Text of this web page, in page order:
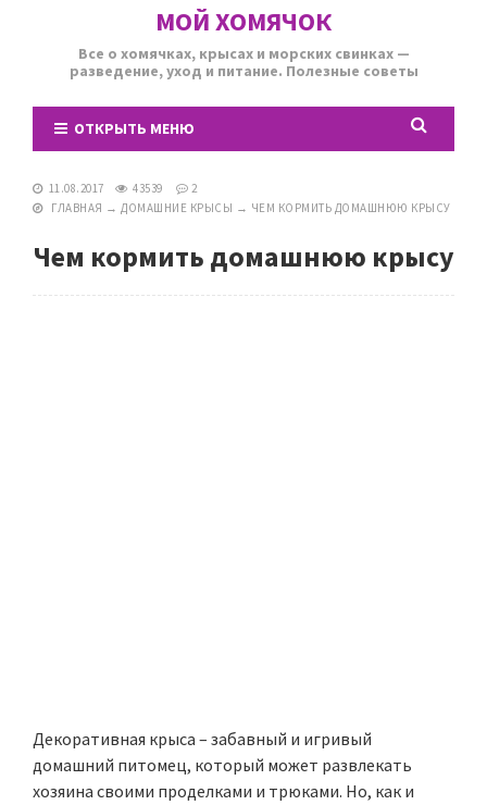
МОЙ ХОМЯЧОК
Все о хомячках, крысах и морских свинках —
разведение, уход и питание. Полезные советы
ОТКРЫТЬ МЕНЮ
11.08.2017 43539
2
ГЛАВНАЯ → ДОМАШНИЕ КРЫСЫ → ЧЕМ КОРМИТЬ ДОМАШНЮЮ КРЫСУ
Чем кормить домашнюю крысу
Декоративная крыса – забавный и игривый
домашний питомец, который может развлекать
хозяина своими проделками и трюками. Но, как и